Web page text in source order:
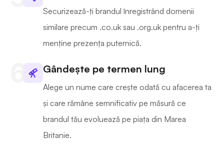
Securizează-ți brandul înregistrând domenii
similare precum .co.uk sau .org.uk pentru a-ți
menține prezența puternică.
Gândește pe termen lung
Alege un nume care crește odată cu afacerea ta
și care rămâne semnificativ pe măsură ce
brandul tău evoluează pe piața din Marea
Britanie.